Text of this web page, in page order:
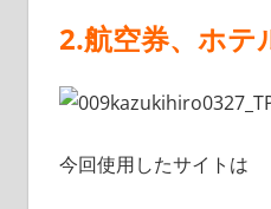
2.航空券、ホテ
今回使用したサイトは